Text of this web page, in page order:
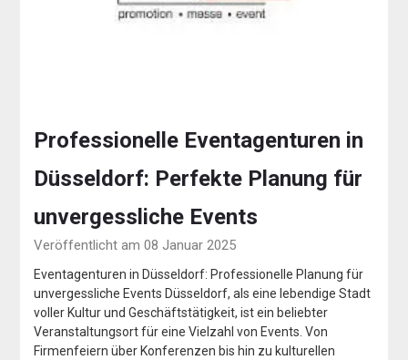
Professionelle Eventagenturen in
Düsseldorf: Perfekte Planung für
unvergessliche Events
Veröffentlicht am 08 Januar 2025
Eventagenturen in Düsseldorf: Professionelle Planung für
unvergessliche Events Düsseldorf, als eine lebendige Stadt
voller Kultur und Geschäftstätigkeit, ist ein beliebter
Veranstaltungsort für eine Vielzahl von Events. Von
Firmenfeiern über Konferenzen bis hin zu kulturellen